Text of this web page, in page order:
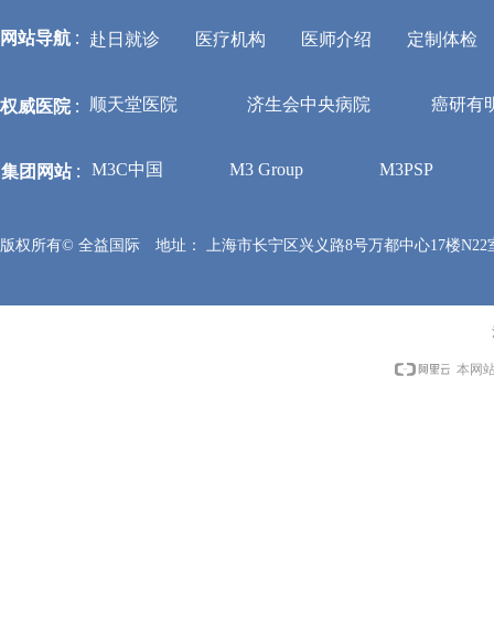
网站导航 : 赴日就诊 医疗机构 医师介绍 定制体检
权威医院: 顺天堂医院 济生会中央病院 癌研有
版权所有© 全益国际 地址： 上海市长宁区兴义路8号万都中心17楼N22
集团网站: M3C中国 M3 Group M3PSP
本网